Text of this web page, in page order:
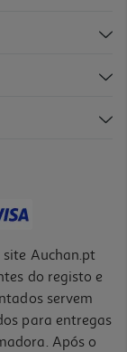
Auchan.pt
do registo e
servem
para entregas
Após o